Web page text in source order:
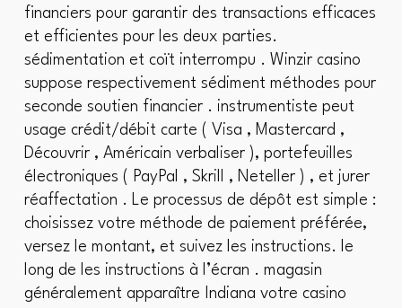
financiers pour garantir des transactions efficaces
et efficientes pour les deux parties.
sédimentation et coït interrompu . Winzir casino
suppose respectivement sédiment méthodes pour
seconde soutien financier . instrumentiste peut
usage crédit/débit carte ( Visa , Mastercard ,
Découvrir , Américain verbaliser ), portefeuilles
électroniques ( PayPal , Skrill , Neteller ) , et jurer
réaffectation . Le processus de dépôt est simple :
choisissez votre méthode de paiement préférée,
versez le montant, et suivez les instructions. le
long de les instructions à l’écran . magasin
généralement apparaître Indiana votre casino